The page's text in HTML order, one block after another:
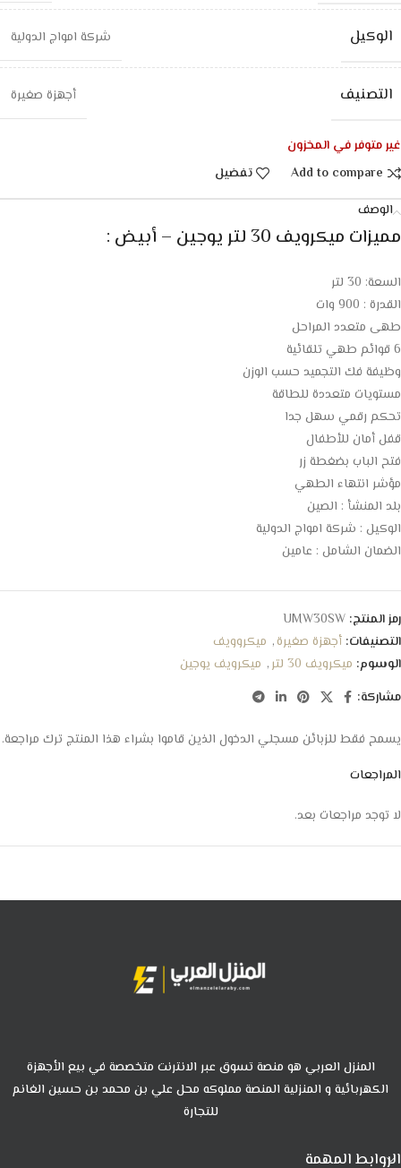
الوكيل شركة امواج الدولية
التصنيف أجهزة صغيرة
غير متوفر في المخزون
Add to compare
تفضيل
الوصف
مميزات ميكرويف 30 لتر يوجين – أبيض :
السعة: 30 لتر
القدرة : 900 وات
طهى متعدد المراحل
6 قوائم طهي تلقائية
وظيفة فك التجميد حسب الوزن
مستويات متعددة للطاقة
تحكم رقمي سهل جدا
قفل أمان للأطفال
فتح الباب بضغطة زر
مؤشر انتهاء الطهي
بلد المنشأ : الصين
الوكيل : شركة امواج الدولية
الضمان الشامل : عامين
رمز المنتج: UMW30SW
التصنيفات: أجهزة صغيرة, ميكروويف
الوسوم: ميكرويف 30 لتر , ميكرويف يوجين
مشاركة:
المراجعات
لا توجد مراجعات بعد.
يسمح فقط للزبائن مسجلي الدخول الذين قاموا بشراء هذا المنتج ترك مراجعة.
المنزل العربي هو منصة تسوق عبر الانترنت متخصصة في بيع الأجهزة
الكهربائية و المنزلية المنصة مملوكه محل علي بن محمد بن حسين الغانم
للتجارة
الروابط المهمة